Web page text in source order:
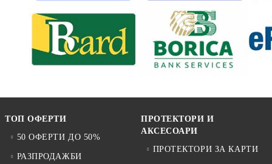
ТОП ОФЕРТИ
50 ОФЕРТИ ДО 50%
РАЗПРОДАЖБИ
ПРОТЕКТОРИ И
АКСЕСОАРИ
ПРОТЕКТОРИ ЗА КАРТИ